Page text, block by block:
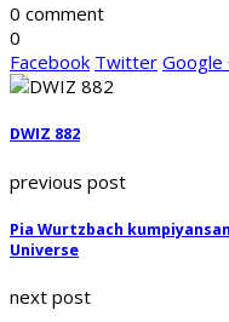
0 comment
0
Facebook Twitter Google
DWIZ 882
previous post
Pia Wurtzbach
Universe
next post